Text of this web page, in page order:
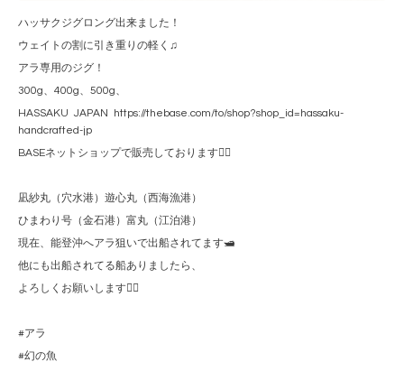
ハッサクジグロング出来ました！
ウェイトの割に引き重りの軽く♫
アラ専用のジグ！
300g、400g、500g、
HASSAKU JAPAN https://thebase.com/to/shop?shop_id=hassaku-
handcrafted-jp
BASEネットショップで販売しております🙇‍♂️
凪紗丸（穴水港）遊心丸（西海漁港）
ひまわり号（金石港）富丸（江泊港）
現在、能登沖へアラ狙いで出船されてます🛥️
他にも出船されてる船ありましたら、
よろしくお願いします🙇‍♂️
#アラ
#幻の魚